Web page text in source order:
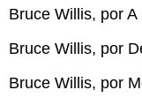
Bruce Willis, por
Bruce Willis, por
Bruce Willis, por